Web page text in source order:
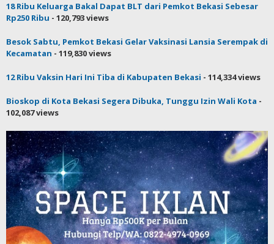
18 Ribu Keluarga Bakal Dapat BLT dari Pemkot Bekasi Sebesar
Rp250 Ribu - 120,793 views
Besok Sabtu, Pemkot Bekasi Gelar Vaksinasi Lansia Serempak di
Kecamatan - 119,830 views
12 Ribu Vaksin Hari Ini Tiba di Kabupaten Bekasi - 114,334 views
Bioskop di Kota Bekasi Segera Dibuka, Tunggu Izin Wali Kota -
102,087 views